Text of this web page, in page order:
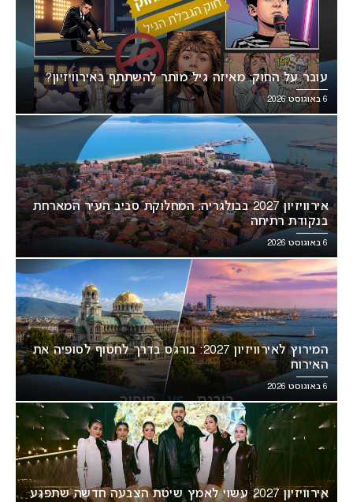
עובר על החוק: מאיזה גיל מותר להשתתף באירוויזיון?
6 באוגוסט 2026
אירוויזיון 2027 בבולגריה: המחלוקת סביב העיר המארחת
בנקודת רתיחה
6 באוגוסט 2026
המירוץ לאירוויזיון 2027: בורגס בדרך לחטוף לסופיה את
האירוח
6 באוגוסט 2026
אירוויזיון 2027 עשוי לאמץ שיטת הצבעה חדשה שתפגע